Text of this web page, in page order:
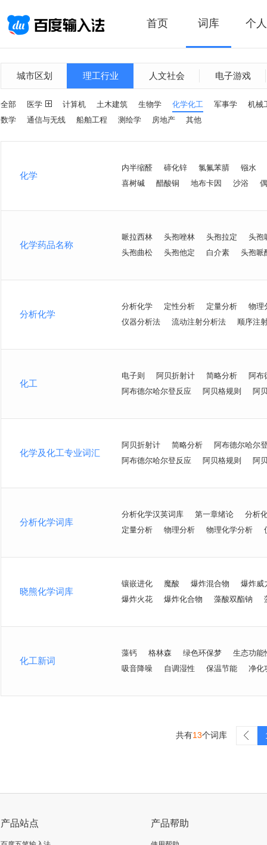
首页 词库 个
城市区划 理工行业 人文社会 电子游戏
全部 医学 计算机 土木建筑 生物学 化学化工 军事学
机械
数学
通信与无线 船舶工程 测绘学 房地产 其他
化学
内半缩醛 碲化锌 氯氟苯腈
镪水
喜树碱
醋酸铜 地布卡因 沙浴
化学药品名称
哌拉西林 头孢唑林 头孢拉定
头孢
头孢曲松
头孢他定 白介素 头孢哌
分析化学
分析化学 定性分析 定量分析
物理
仪器分析法
流动注射分析法 顺序注
化工
电子则 阿贝折射计 简略分析
阿布
阿布德尔哈尔登反应
阿贝格规则 阿
化学及化工专业词汇
阿贝折射计 简略分析
阿布德尔哈尔
阿布德尔哈尔登反应
阿贝格规则 阿
分析化学词库
分析化学汉英词库 第一章绪论
分析
定量分析
物理分析 物理化学分析
晓熊化学词库
镶嵌进化 魔酸 爆炸混合物
爆炸威
爆炸火花
爆炸化合物 藻酸双酯钠
化工新词
藻钙 格林森 绿色环保梦
生态功能
吸音降噪
自调湿性 保温节能 净化
共有13个词库
产品站点 产品帮助